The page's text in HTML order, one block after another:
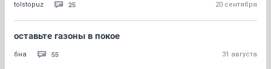
tolstopuz 25 20 сентября
оставьте газоны в покое
бна 55 31 августа